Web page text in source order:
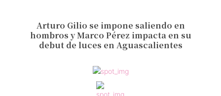
Arturo Gilio se impone saliendo en
hombros y Marco Pérez impacta en su
debut de luces en Aguascalientes